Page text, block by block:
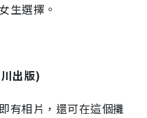
生選擇。
出版)
有相片，還可在這個攤